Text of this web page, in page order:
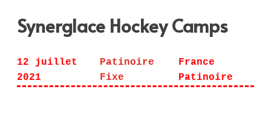
Synerglace Hockey Camps
12 juillet
2021
Patinoire
Fixe
France
Patinoire